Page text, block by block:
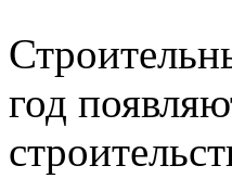
год